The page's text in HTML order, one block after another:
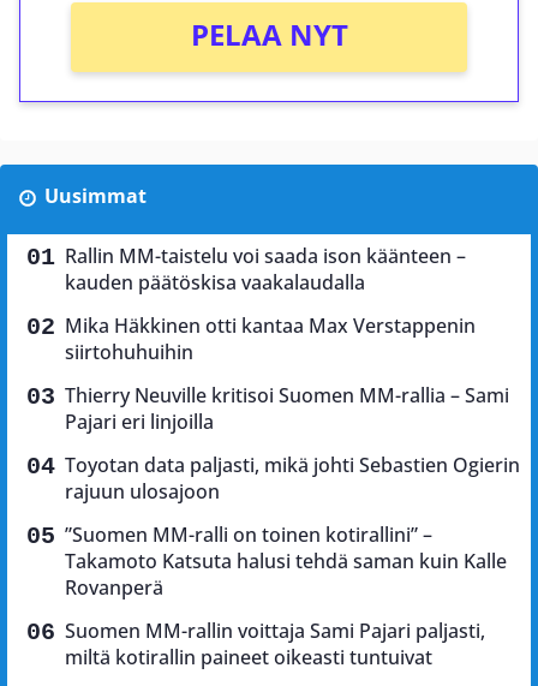
PELAA NYT
Uusimmat
Rallin MM-taistelu voi saada ison käänteen –
kauden päätöskisa vaakalaudalla
Mika Häkkinen otti kantaa Max Verstappenin
siirtohuhuihin
Thierry Neuville kritisoi Suomen MM-rallia – Sami
Pajari eri linjoilla
Toyotan data paljasti, mikä johti Sebastien Ogierin
rajuun ulosajoon
”Suomen MM-ralli on toinen kotirallini” –
Takamoto Katsuta halusi tehdä saman kuin Kalle
Rovanperä
Suomen MM-rallin voittaja Sami Pajari paljasti,
miltä kotirallin paineet oikeasti tuntuivat